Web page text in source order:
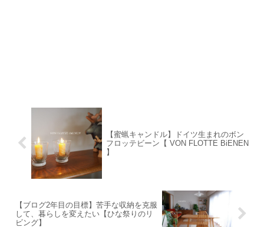
【蜜蝋キャンドル】ドイツ生まれのボン
フロッテビーン【 VON FLOTTE BiENEN
】
【ブログ2年目の目標】苦手な収納を克服
して、暮らしを変えたい【ひな祭りのリ
ビング】